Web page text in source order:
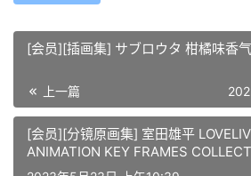
[会员][插画集] サブロウタ 柑橘味香
上一篇
[会员][分镜原画集] 室田雄平
ANIMATION KEY FRAMES